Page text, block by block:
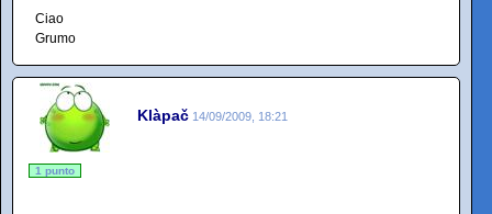
Ciao
Grumo
Klàpač 14/09/2009, 18:21
1 punto